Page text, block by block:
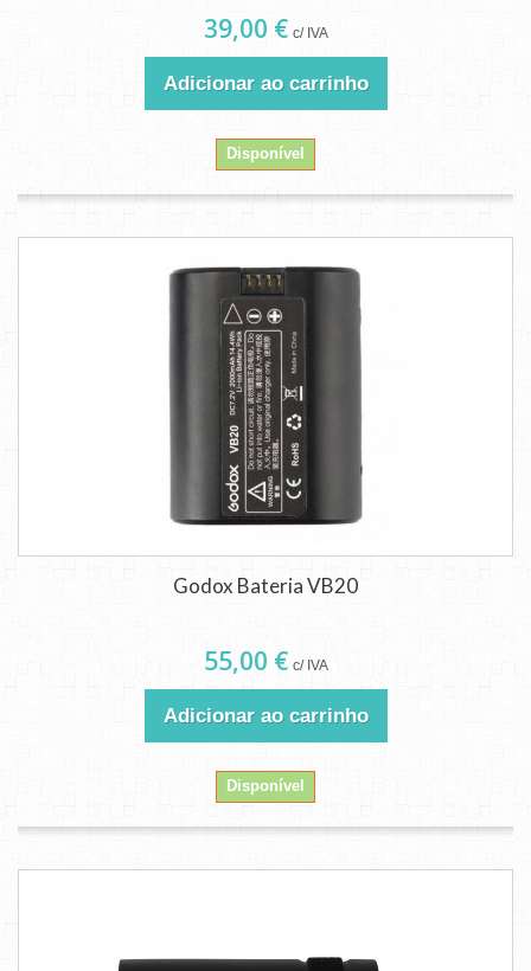
39,00 € c/ IVA
Adicionar ao carrinho
Disponível
Godox Bateria VB20
55,00 € c/ IVA
Adicionar ao carrinho
Disponível